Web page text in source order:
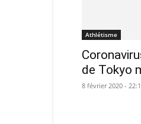
Athlétisme
de Tokyo
8 février 2020 -